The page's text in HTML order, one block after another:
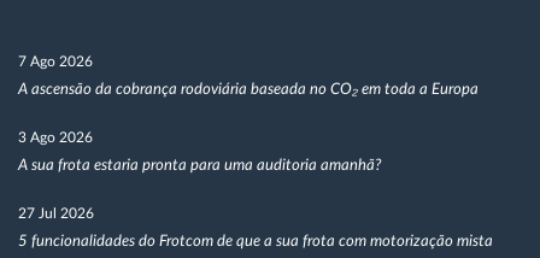
7 Ago 2026
A ascensão da cobrança rodoviária baseada no CO₂ em toda a Europa
3 Ago 2026
A sua frota estaria pronta para uma auditoria amanhã?
27 Jul 2026
5 funcionalidades do Frotcom de que a sua frota com motorização mista